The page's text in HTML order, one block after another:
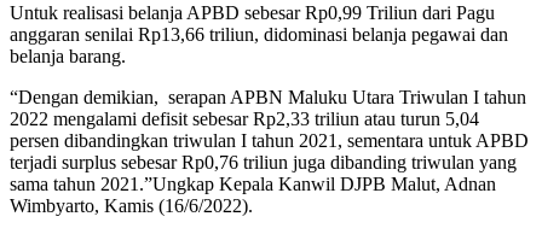
Untuk realisasi belanja APBD sebesar Rp0,99 Triliun dari Pagu
anggaran senilai Rp13,66 triliun, didominasi belanja pegawai dan
belanja barang.
“Dengan demikian, serapan APBN Maluku Utara Triwulan I tahun
2022 mengalami defisit sebesar Rp2,33 triliun atau turun 5,04
persen dibandingkan triwulan I tahun 2021, sementara untuk APBD
terjadi surplus sebesar Rp0,76 triliun juga dibanding triwulan yang
sama tahun 2021.”Ungkap Kepala Kanwil DJPB Malut, Adnan
Wimbyarto, Kamis (16/6/2022).